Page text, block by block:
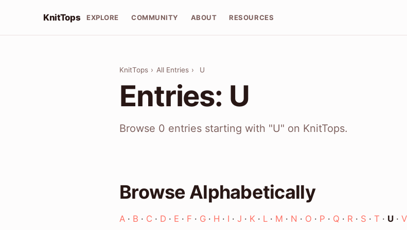
KnitTops EXPLORE COMMUNITY ABOUT RESOURCES
KnitTops › All Entries › U
Entries: U
Browse 0 entries starting with "U" on KnitTops.
Browse Alphabetically
A · B · C · D · E · F · G · H · I · J · K · L · M · N · O · P · Q · R · S · T · U · V